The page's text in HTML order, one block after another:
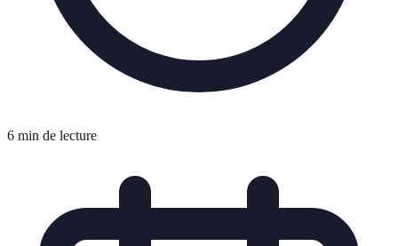
6 min de lecture